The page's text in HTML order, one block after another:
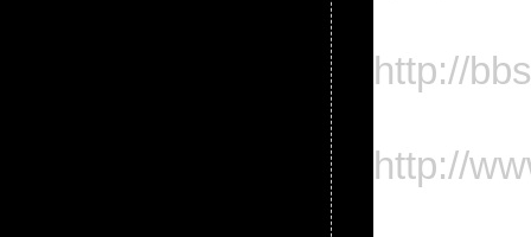
http://
http://